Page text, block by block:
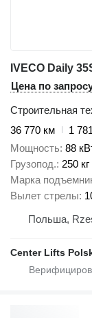
Цена по
Строительная
36 770 км
1
Мощность 88
Грузопод. 250 кг
Марка
Вылет стрелы
Польша,
Center Lifts